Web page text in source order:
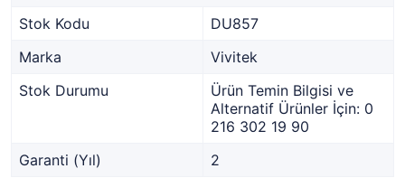
Stok Kodu
DU857
Marka
Vivitek
Stok Durumu
Ürün Temin Bilgisi ve
Alternatif Ürünler İçin: 0
216 302 19 90
Garanti (Yıl)
2